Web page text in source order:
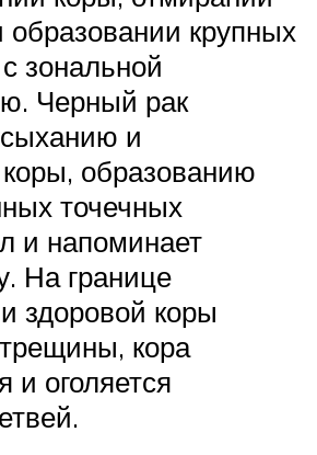
крупных
зональной
Черный рак
и
образованию
точечных
и напоминает
На границе
здоровой коры
кора
и оголяется